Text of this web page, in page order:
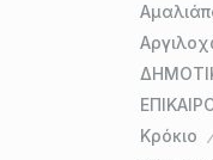
Κρόκιο